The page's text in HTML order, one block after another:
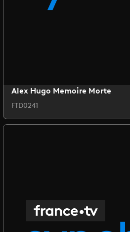
Alex Hugo Memoire Morte
FTD0241